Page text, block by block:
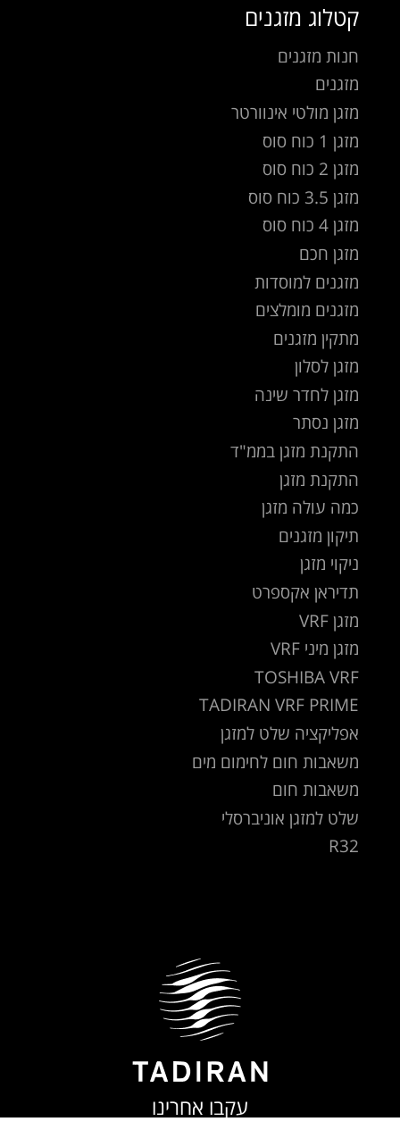
קטלוג מזגנים
חנות מזגנים
מזגנים
מזגן מולטי אינוורטר
מזגן 1 כוח סוס
מזגן 2 כוח סוס
מזגן 3.5 כוח סוס
מזגן 4 כוח סוס
מזגן חכם
מזגנים למוסדות
מזגנים מומלצים
מתקין מזגנים
מזגן לסלון
מזגן לחדר שינה
מזגן נסתר
התקנת מזגן בממ"ד
התקנת מזגן
כמה עולה מזגן
תיקון מזגנים
ניקוי מזגן
תדיראן אקספרט
מזגן VRF
מזגן מיני VRF
TOSHIBA VRF
TADIRAN VRF PRIME
אפליקציה שלט למזגן
משאבות חום לחימום מים
משאבות חום
שלט למזגן אוניברסלי
R32
עקבו אחרינו